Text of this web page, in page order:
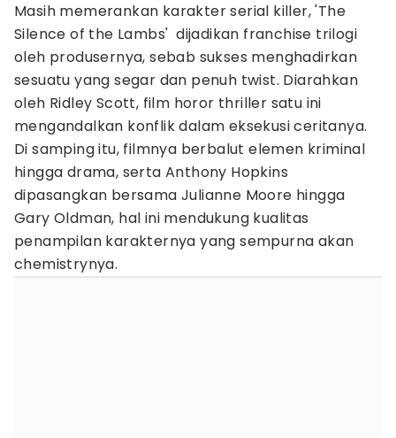
Masih memerankan karakter serial killer, 'The
Silence of the Lambs' dijadikan franchise trilogi
oleh produsernya, sebab sukses menghadirkan
sesuatu yang segar dan penuh twist. Diarahkan
oleh Ridley Scott, film horor thriller satu ini
mengandalkan konflik dalam eksekusi ceritanya.
Di samping itu, filmnya berbalut elemen kriminal
hingga drama, serta Anthony Hopkins
dipasangkan bersama Julianne Moore hingga
Gary Oldman, hal ini mendukung kualitas
penampilan karakternya yang sempurna akan
chemistrynya.